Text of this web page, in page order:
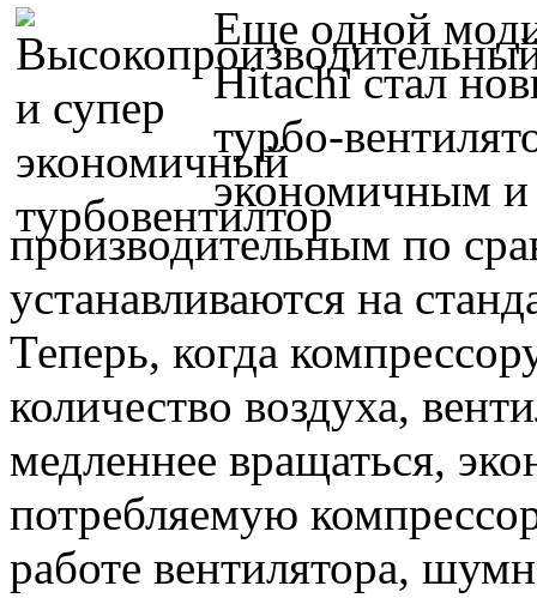
Еще одной
Hitachi стал
турбо-
экономичным и
производительным по
устанавливаются на
Теперь, когда
количество воздуха,
медленнее вращаться,
потребляемую
работе вентилятора,